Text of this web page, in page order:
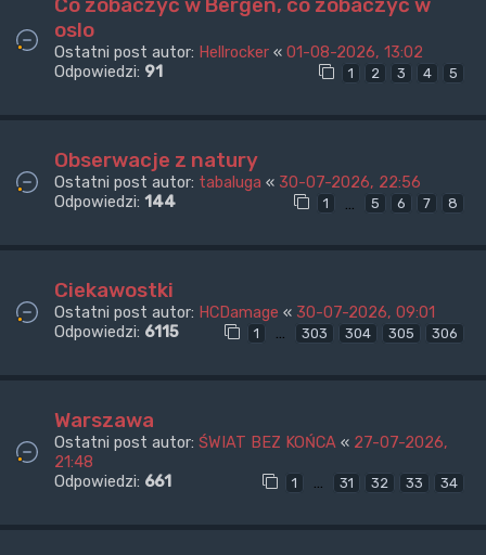
Co zobaczyć w Bergen, co zobaczyć w
oslo
Ostatni post autor: Hellrocker « 01-08-2026, 13:02
Odpowiedzi: 91 1 2 3 4 5
Obserwacje z natury
Ostatni post autor: tabaluga « 30-07-2026, 22:56
Odpowiedzi: 144 1 5 6 7 8
Ciekawostki
Ostatni post autor: HCDamage « 30-07-2026, 09:01
Odpowiedzi: 6115 1 … 303 304 305 306
Warszawa
Ostatni post autor: ŚWIAT BEZ KOŃCA « 27-07-2026,
21:48
Odpowiedzi: 661 1 … 31 32 33 34